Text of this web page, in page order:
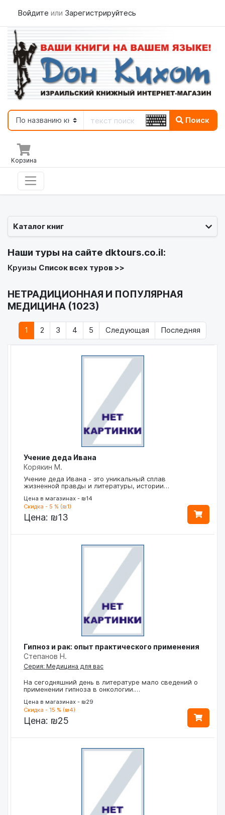
Войдите или Зарегистрируйтесь
Поиск
Корзина
Каталог книг
Наши туры на сайте dktours.co.il:
Круизы Список всех туров >>
НЕТРАДИЦИОННАЯ И ПОПУЛЯРНАЯ
МЕДИЦИНА (1023)
1 2 3 4 5 Следующая Последняя
Учение деда Ивана
Корякин М.
Учение деда Ивана - это уникальный сплав
жизненной правды и литературы, истории…
Цена в магазинах - ₪14
Скидка - 5 % (₪1)
Цена: ₪13
Гипноз и рак: опыт практического применения
Степанов Н.
Серия: Медицина для вас
На сегодняшний день в литературе мало сведений о
применении гипноза в онкологии.…
Цена в магазинах - ₪29
Скидка - 15 % (₪4)
Цена: ₪25